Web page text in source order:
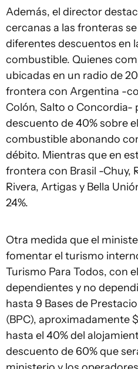
Además, el director
cercanas a las fronteras
diferentes descuentos en
combustible. Quienes
ubicadas en un radio de
frontera con Argentina -
Colón, Salto o Concordia-
descuento de 40% sobre
combustible abonando
débito. Mientras que en
frontera con Brasil -Chuy,
Rivera, Artigas y Bella
24%.
Otra medida que el
fomentar el turismo
Turismo Para Todos, con
dependientes y no
hasta 9 Bases de
(BPC), aproximadamente
hasta el 40% del
descuento de 60% que